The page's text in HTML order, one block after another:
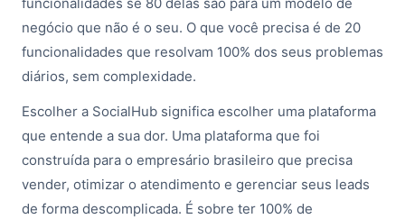
negócio que não é o seu. O que você precisa é de 20
funcionalidades que resolvam 100% dos seus problemas
diários, sem complexidade.
Escolher a SocialHub significa escolher uma plataforma
que entende a sua dor. Uma plataforma que foi
construída para o empresário brasileiro que precisa
vender, otimizar o atendimento e gerenciar seus leads
de forma descomplicada. É sobre ter 100% de